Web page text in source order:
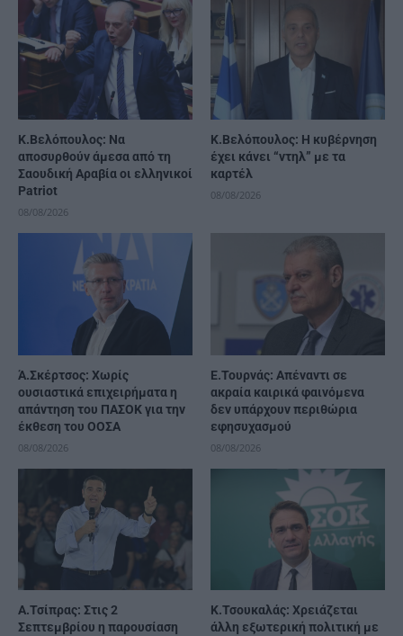
Κ.Βελόπουλος: Να
αποσυρθούν άμεσα από τη
Σαουδική Αραβία οι ελληνικοί
Patriot
08/08/2026
Κ.Βελόπουλος: Η κυβέρνηση
έχει κάνει “ντηλ” με τα
καρτέλ
08/08/2026
Ά.Σκέρτσος: Χωρίς
ουσιαστικά επιχειρήματα η
απάντηση του ΠΑΣΟΚ για την
έκθεση του ΟΟΣΑ
08/08/2026
Ε.Τουρνάς: Απέναντι σε
ακραία καιρικά φαινόμενα
δεν υπάρχουν περιθώρια
εφησυχασμού
08/08/2026
Α.Τσίπρας: Στις 2
Σεπτεμβρίου η παρουσίαση
Κ.Τσουκαλάς: Xρειάζεται
άλλη εξωτερική πολιτική με